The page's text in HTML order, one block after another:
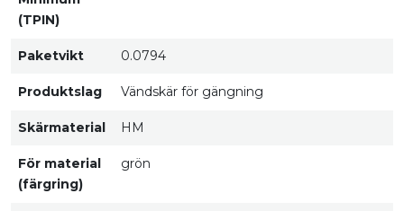
(TPIN)
Paketvikt 0.0794
Produktslag Vändskär för gängning
Skärmaterial HM
För material
(färgring)
grön